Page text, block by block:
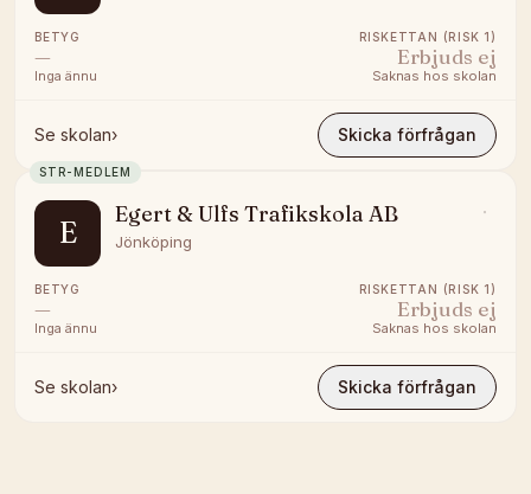
BETYG
—
Inga ännu
RISKETTAN (RISK 1)
Erbjuds ej
Saknas hos skolan
Se skolan› Skicka förfrågan
STR-MEDLEM
E
Egert & Ulfs Trafikskola AB
Jönköping
BETYG
—
Inga ännu
RISKETTAN (RISK 1)
Erbjuds ej
Saknas hos skolan
Se skolan› Skicka förfrågan